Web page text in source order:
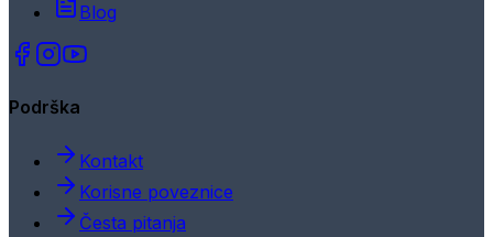
Blog
Podrška
Kontakt
Korisne poveznice
Česta pitanja